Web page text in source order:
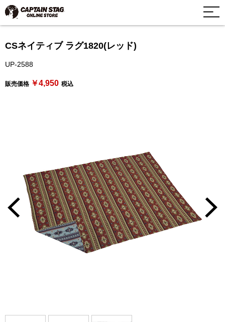
CSネイティブ ラグ1820(レッド)
UP-2588
販売価格 ￥4,950 税込